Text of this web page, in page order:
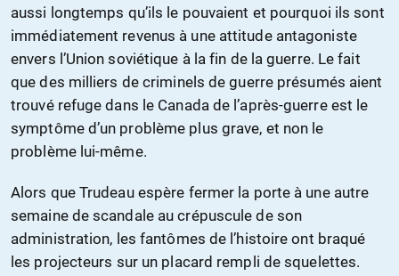
aussi longtemps qu’ils le pouvaient et pourquoi ils sont
immédiatement revenus à une attitude antagoniste
envers l’Union soviétique à la fin de la guerre. Le fait
que des milliers de criminels de guerre présumés aient
trouvé refuge dans le Canada de l’après-guerre est le
symptôme d’un problème plus grave, et non le
problème lui-même.
Alors que Trudeau espère fermer la porte à une autre
semaine de scandale au crépuscule de son
administration, les fantômes de l’histoire ont braqué
les projecteurs sur un placard rempli de squelettes.